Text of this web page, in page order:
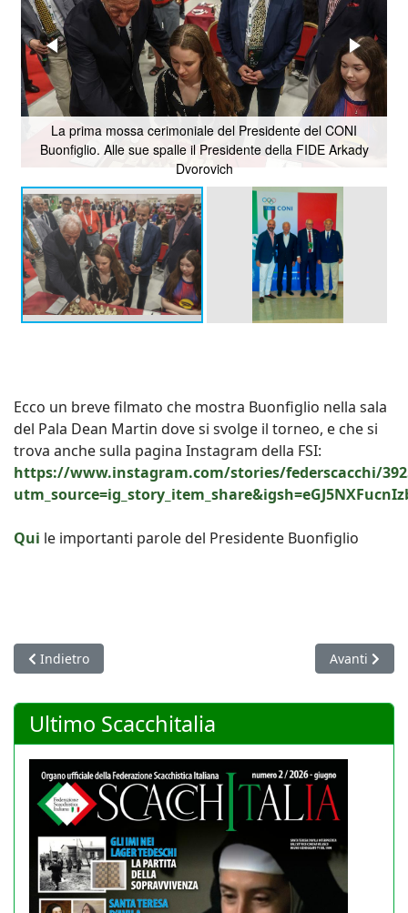
La prima mossa cerimoniale del Presidente del CONI
Buonfiglio. Alle sue spalle il Presidente della FIDE Arkady
Dvorovich
Ecco un breve filmato che mostra Buonfiglio nella sala
del Pala Dean Martin dove si svolge il torneo, e che si
trova anche sulla pagina Instagram della FSI:
https://www.instagram.com/stories/federscacchi/
Qui le importanti parole del Presidente Buonfiglio
Articolo precedente: Pubblicato il nuovo Scacchitalia: la
Indietro Articolo
Avanti
Ultimo Scacchitalia